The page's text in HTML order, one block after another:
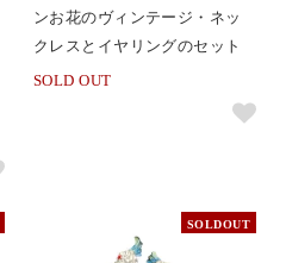
ンお花のヴィンテージ・ネッ
クレスとイヤリングのセット
SOLD OUT
SOLDOUT